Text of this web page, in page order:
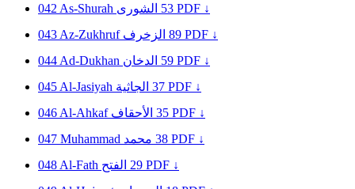
042 As-Shurah الشورى 53 PDF ↓
043 Az-Zukhruf الزخرف 89 PDF ↓
044 Ad-Dukhan الدخان 59 PDF ↓
045 Al-Jasiyah الجاثية 37 PDF ↓
046 Al-Ahkaf الأحقاف 35 PDF ↓
047 Muhammad محمد 38 PDF ↓
048 Al-Fath الفتح 29 PDF ↓